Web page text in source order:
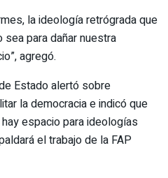
la ideología retrógrada que
para dañar nuestra
agregó.
Estado alertó sobre
la democracia e indicó que
espacio para ideologías
el trabajo de la FAP